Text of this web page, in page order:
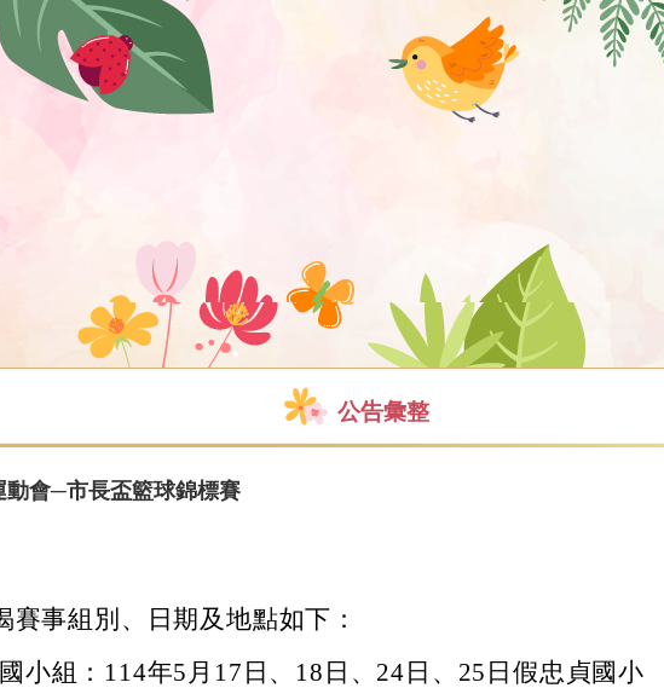
公告彙整
動會─市長盃籃球錦標賽
賽事組別、日期及地點如下：
國小組：114年5月17日、18日、24日、25日假忠貞國小